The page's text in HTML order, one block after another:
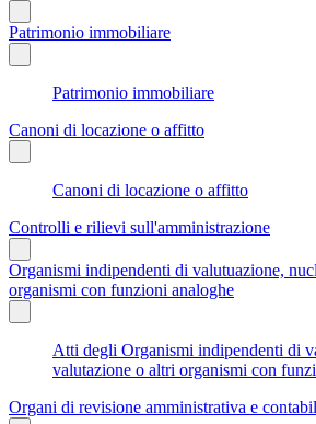
Patrimonio immobiliare
Patrimonio immobiliare
Canoni di locazione o affitto
Canoni di locazione o affitto
Controlli e rilievi sull'amministrazione
Organismi indipendenti di valutuazione,
organismi con funzioni analoghe
Atti degli Organismi indipendenti di
valutazione o altri organismi con
Organi di revisione amministrativa e